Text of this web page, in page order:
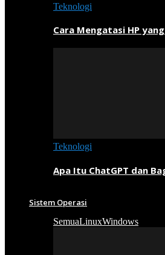
Teknologi
Cara Mengatasi HP
Teknologi
Apa Itu ChatGPT dan
Sistem Operasi
SemuaLinuxWindows